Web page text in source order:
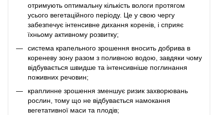
отримують оптимальну кількість вологи протягом
усього вегетаційного періоду. Це у свою чергу
забезпечує інтенсивне дихання коренів, і сприяє
їхньому активному розвитку;
система крапельного зрошення вносить добрива в
кореневу зону разом з поливною водою, завдяки чому
відбувається швидше та інтенсивніше поглинання
поживних речовин;
краплинне зрошення зменшує ризик захворювань
рослин, тому що не відбувається намокання
вегетативної маси та плодів;